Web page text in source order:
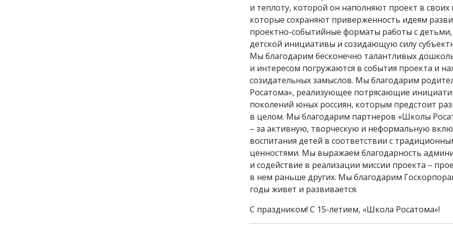
и теплоту, которой он наполняют проект в
которые сохраняют приверженность идеям
проектно-событийные форматы работы с
детской инициативы и созидающую силу
Мы благодарим бесконечно талантливых
и интересом погружаются в события проекта и
созидательных замыслов. Мы благодарим
Росатома», реализующее потрясающие
поколений юных россиян, которым предстоит
в целом. Мы благодарим партнеров «Школы
– за активную, творческую и неформальную
воспитания детей в соответствии с
ценностями. Мы выражаем благодарность
и содействие в реализации миссии проекта –
в нем раньше других. Мы благодарим
годы живет и развивается.
С праздником! С 15-летием, «Школа Росатома»!